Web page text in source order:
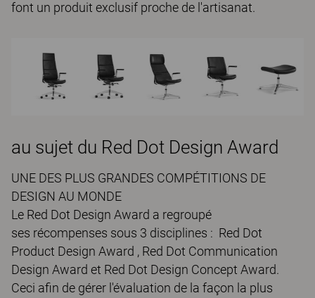
font un produit exclusif proche de l'artisanat.
au sujet du Red Dot Design Award
UNE DES PLUS GRANDES COMPÉTITIONS DE
DESIGN AU MONDE
Le Red Dot Design Award a regroupé
ses récompenses sous 3 disciplines : Red Dot
Product Design Award , Red Dot Communication
Design Award et Red Dot Design Concept Award.
Ceci afin de gérer l'évaluation de la façon la plus